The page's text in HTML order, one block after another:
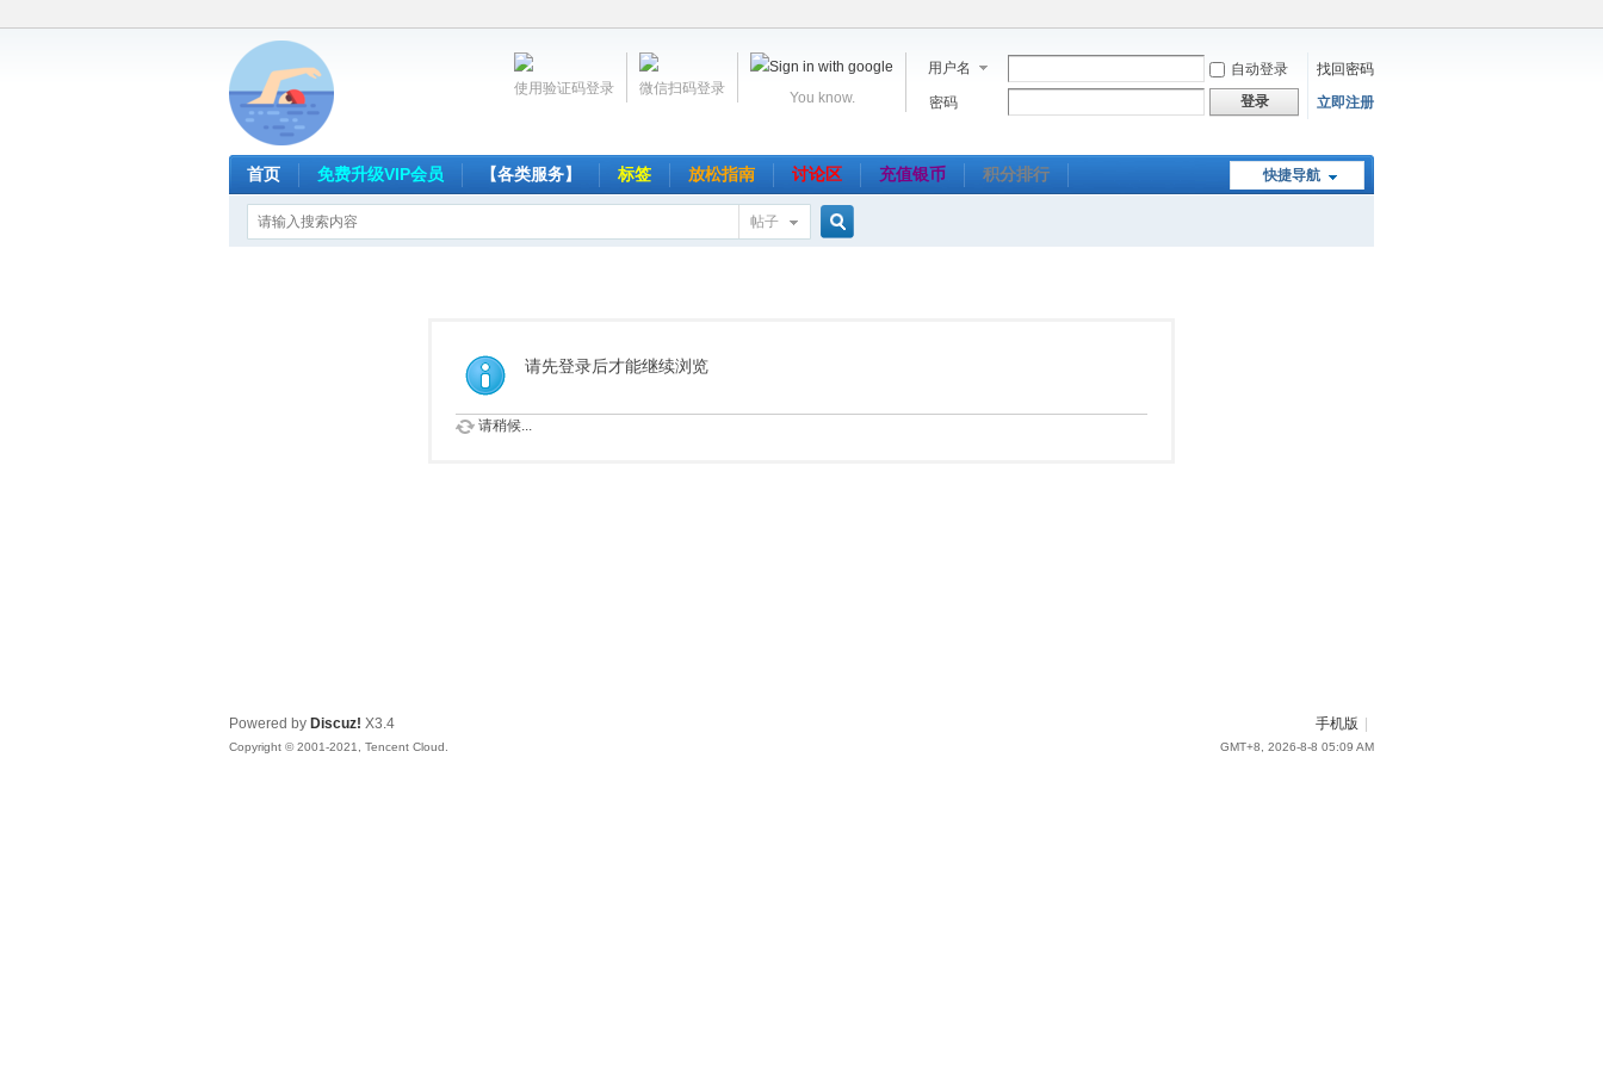
用户名 自动登录
找回密码
密码
登录 立即注册
You know.
微信扫码登录
使用验证码登录
快捷导航
首页 免费升级VIP会员 【各类服务】 标签 放松指南 讨论区 充值银币 积分排行
帖子
请先登录后才能继续浏览
请稍候...
手机版
GMT+8, 2026-8-8 05:09 AM
Powered by Discuz! X3.4
Copyright © 2001-2021, Tencent Cloud.